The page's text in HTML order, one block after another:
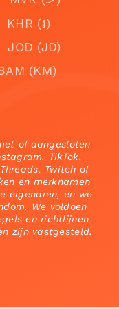
KHR (៛)
JOD (JD)
(KM)
of aangesloten
TikTok,
Twitch of
en merknamen
eigenaren, en we
We voldoen
en richtlijnen
zijn vastgesteld.